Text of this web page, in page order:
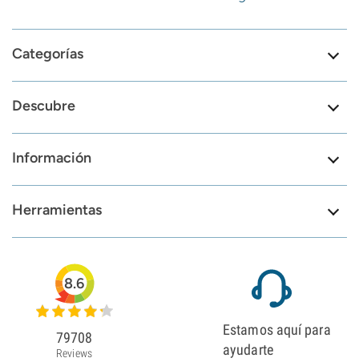
Categorías
Descubre
Información
Herramientas
8.6
79708
Reviews
Estamos aquí para
ayudarte